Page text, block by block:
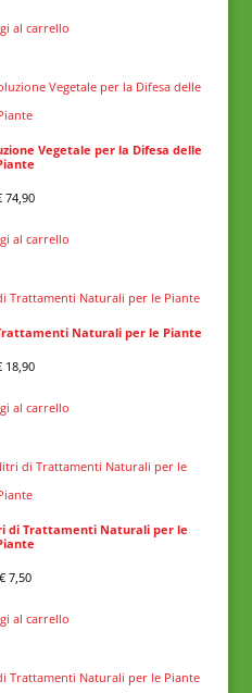
al carrello
Vegetale per la Difesa delle
74,90
al carrello
Naturali per le Piante
18,90
al carrello
di Trattamenti Naturali per le
€7,50
al carrello